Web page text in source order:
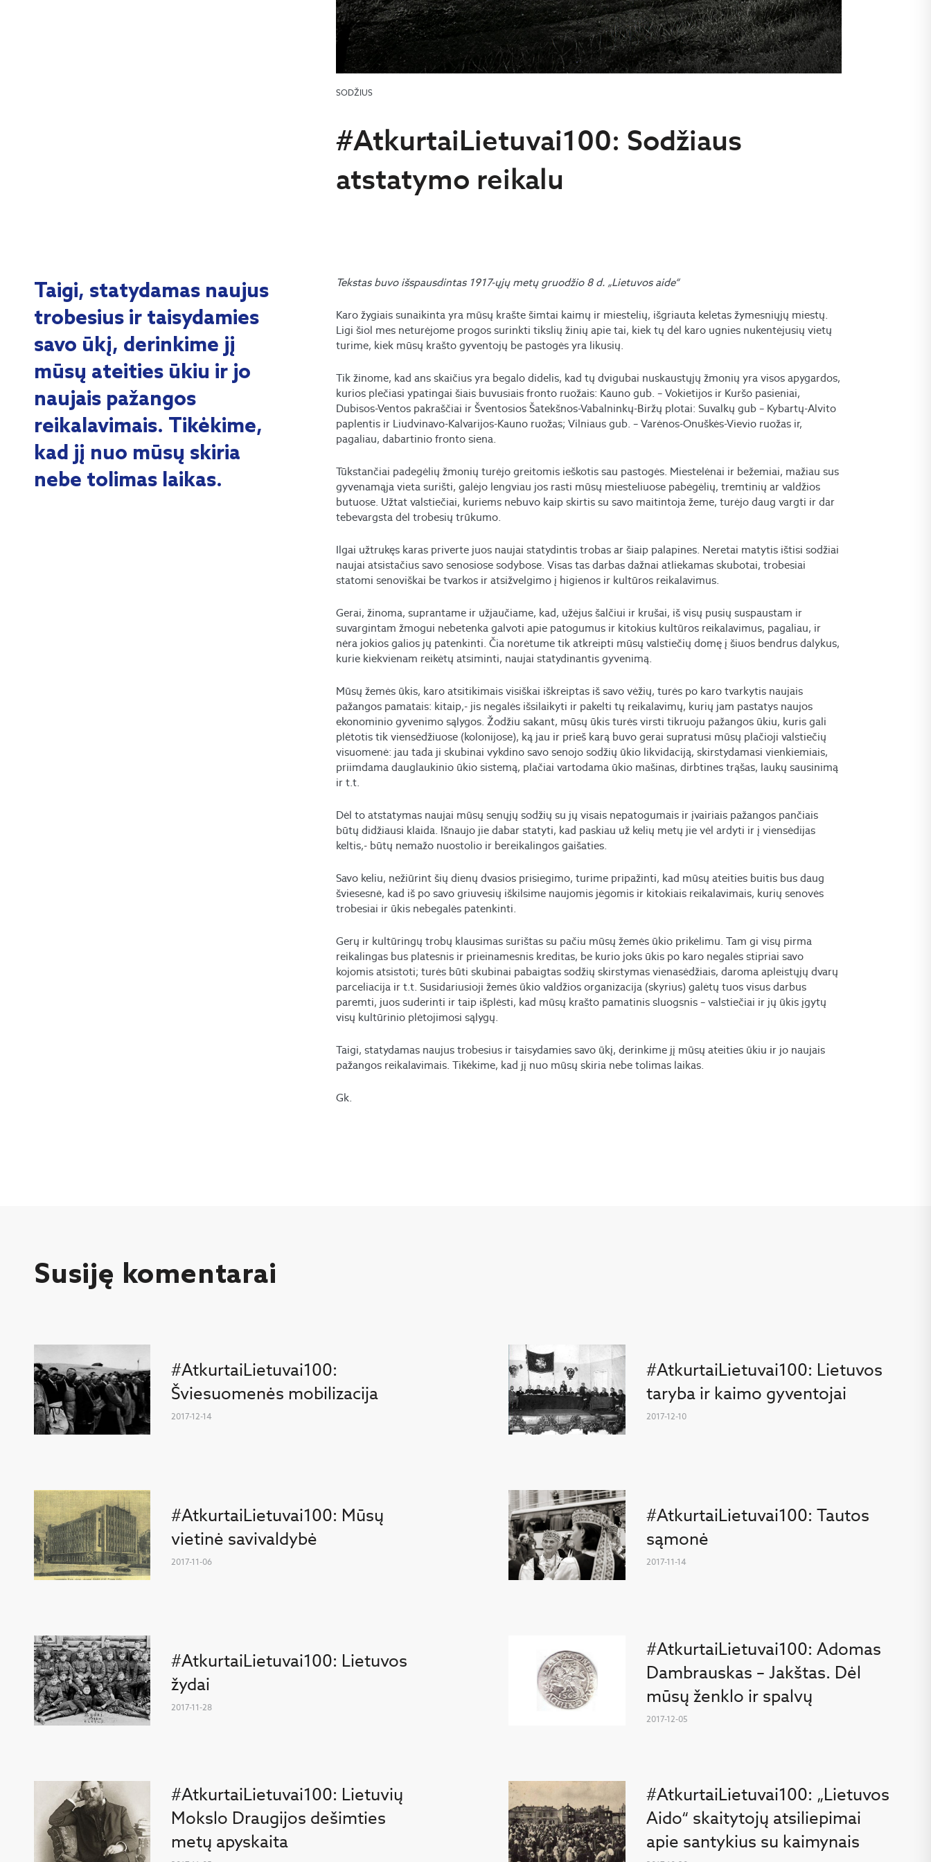
SODŽIUS
#AtkurtaiLietuvai100: Sodžiaus
atstatymo reikalu
Taigi, statydamas naujus
trobesius ir taisydamies
savo ūkį, derinkime jį
mūsų ateities ūkiu ir jo
naujais pažangos
reikalavimais. Tikėkime,
kad jį nuo mūsų skiria
nebe tolimas laikas.
Tekstas buvo išspausdintas 1917-ųjų metų gruodžio 8 d. „Lietuvos aide“
Karo žygiais sunaikinta yra mūsų krašte šimtai kaimų ir miestelių, išgriauta keletas žymesniųjų miestų.
Ligi šiol mes neturėjome progos surinkti tikslių žinių apie tai, kiek tų dėl karo ugnies nukentėjusių vietų
turime, kiek mūsų krašto gyventojų be pastogės yra likusių.
Tik žinome, kad ans skaičius yra begalo didelis, kad tų dvigubai nuskaustųjų žmonių yra visos apygardos,
kurios plečiasi ypatingai šiais buvusiais fronto ruožais: Kauno gub. – Vokietijos ir Kuršo pasieniai,
Dubisos-Ventos pakraščiai ir Šventosios Šatekšnos-Vabalninkų-Biržų plotai: Suvalkų gub – Kybartų-Alvito
paplentis ir Liudvinavo-Kalvarijos-Kauno ruožas; Vilniaus gub. – Varėnos-Onuškės-Vievio ruožas ir,
pagaliau, dabartinio fronto siena.
Tūkstančiai padegėlių žmonių turėjo greitomis ieškotis sau pastogės. Miestelėnai ir bežemiai, mažiau sus
gyvenamąja vieta surišti, galėjo lengviau jos rasti mūsų miesteliuose pabėgėlių, tremtinių ar valdžios
butuose. Užtat valstiečiai, kuriems nebuvo kaip skirtis su savo maitintoja žeme, turėjo daug vargti ir dar
tebevargsta dėl trobesių trūkumo.
Ilgai užtrukęs karas priverte juos naujai statydintis trobas ar šiaip palapines. Neretai matytis ištisi sodžiai
naujai atsistačius savo senosiose sodybose. Visas tas darbas dažnai atliekamas skubotai, trobesiai
statomi senoviškai be tvarkos ir atsižvelgimo į higienos ir kultūros reikalavimus.
Gerai, žinoma, suprantame ir užjaučiame, kad, užėjus šalčiui ir krušai, iš visų pusių suspaustam ir
suvargintam žmogui nebetenka galvoti apie patogumus ir kitokius kultūros reikalavimus, pagaliau, ir
nėra jokios galios jų patenkinti. Čia norėtume tik atkreipti mūsų valstiečių domę į šiuos bendrus dalykus,
kurie kiekvienam reikėtų atsiminti, naujai statydinantis gyvenimą.
Mūsų žemės ūkis, karo atsitikimais visiškai iškreiptas iš savo vėžių, turės po karo tvarkytis naujais
pažangos pamatais: kitaip,- jis negalės išsilaikyti ir pakelti tų reikalavimų, kurių jam pastatys naujos
ekonominio gyvenimo sąlygos. Žodžiu sakant, mūsų ūkis turės virsti tikruoju pažangos ūkiu, kuris gali
plėtotis tik viensėdžiuose (kolonijose), ką jau ir prieš karą buvo gerai supratusi mūsų plačioji valstiečių
visuomenė: jau tada ji skubinai vykdino savo senojo sodžių ūkio likvidaciją, skirstydamasi vienkiemiais,
priimdama dauglaukinio ūkio sistemą, plačiai vartodama ūkio mašinas, dirbtines trąšas, laukų sausinimą
ir t.t.
Dėl to atstatymas naujai mūsų senųjų sodžių su jų visais nepatogumais ir įvairiais pažangos pančiais
būtų didžiausi klaida. Išnaujo jie dabar statyti, kad paskiau už kelių metų jie vėl ardyti ir į viensėdijas
keltis,- būtų nemažo nuostolio ir bereikalingos gaišaties.
Savo keliu, nežiūrint šių dienų dvasios prisiegimo, turime pripažinti, kad mūsų ateities buitis bus daug
šviesesnė, kad iš po savo griuvesių iškilsime naujomis jėgomis ir kitokiais reikalavimais, kurių senovės
trobesiai ir ūkis nebegalės patenkinti.
Gerų ir kultūringų trobų klausimas surištas su pačiu mūsų žemės ūkio prikėlimu. Tam gi visų pirma
reikalingas bus platesnis ir prieinamesnis kreditas, be kurio joks ūkis po karo negalės stipriai savo
kojomis atsistoti; turės būti skubinai pabaigtas sodžių skirstymas vienasėdžiais, daroma apleistųjų dvarų
parceliacija ir t.t. Susidariusioji žemės ūkio valdžios organizacija (skyrius) galėtų tuos visus darbus
paremti, juos suderinti ir taip išplėsti, kad mūsų krašto pamatinis sluogsnis – valstiečiai ir jų ūkis įgytų
visų kultūrinio plėtojimosi sąlygų.
Taigi, statydamas naujus trobesius ir taisydamies savo ūkį, derinkime jį mūsų ateities ūkiu ir jo naujais
pažangos reikalavimais. Tikėkime, kad jį nuo mūsų skiria nebe tolimas laikas.
Gk.
Susiję komentarai
#AtkurtaiLietuvai100:
Šviesuomenės mobilizacija
2017-12-14
#AtkurtaiLietuvai100: Lietuvos
taryba ir kaimo gyventojai
2017-12-10
#AtkurtaiLietuvai100: Mūsų
vietinė savivaldybė
2017-11-06
#AtkurtaiLietuvai100: Tautos
sąmonė
2017-11-14
#AtkurtaiLietuvai100: Lietuvos
žydai
2017-11-28
#AtkurtaiLietuvai100: Adomas
Dambrauskas – Jakštas. Dėl
mūsų ženklo ir spalvų
2017-12-05
#AtkurtaiLietuvai100: Lietuvių
Mokslo Draugijos dešimties
metų apyskaita
#AtkurtaiLietuvai100: „Lietuvos
Aido“ skaitytojų atsiliepimai
apie santykius su kaimynais